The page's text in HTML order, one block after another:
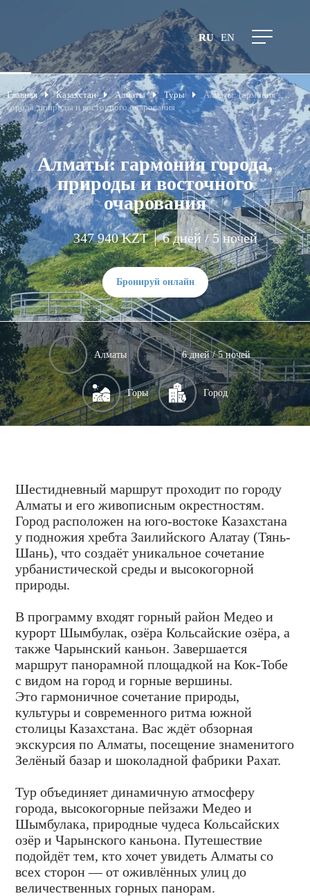
RU EN
Главная Казахстан Алматы Туры
Алматы: гармония
города, природы и восточного очарования
Алматы: гармония города,
природы и восточного
очарования
347 940 KZT 6 дней / 5 ночей
Бронируй онлайн
Алматы 6 дней / 5 ночей
Горы Город
Шестидневный маршрут проходит по городу
Алматы и его живописным окрестностям.
Город расположен на юго-востоке Казахстана
у подножия хребта Заилийского Алатау (Тянь-
Шань), что создаёт уникальное сочетание
урбанистической среды и высокогорной
природы.
В программу входят горный район Медео и
курорт Шымбулак, озёра Кольсайские озёра, а
также Чарынский каньон. Завершается
маршрут панорамной площадкой на Кок-Тобе
с видом на город и горные вершины.
Это гармоничное сочетание природы,
культуры и современного ритма южной
столицы Казахстана. Вас ждёт обзорная
экскурсия по Алматы, посещение знаменитого
Зелёный базар и шоколадной фабрики Рахат.
Тур объединяет динамичную атмосферу
города, высокогорные пейзажи Медео и
Шымбулака, природные чудеса Кольсайских
озёр и Чарынского каньона. Путешествие
подойдёт тем, кто хочет увидеть Алматы со
всех сторон — от оживлённых улиц до
величественных горных панорам.